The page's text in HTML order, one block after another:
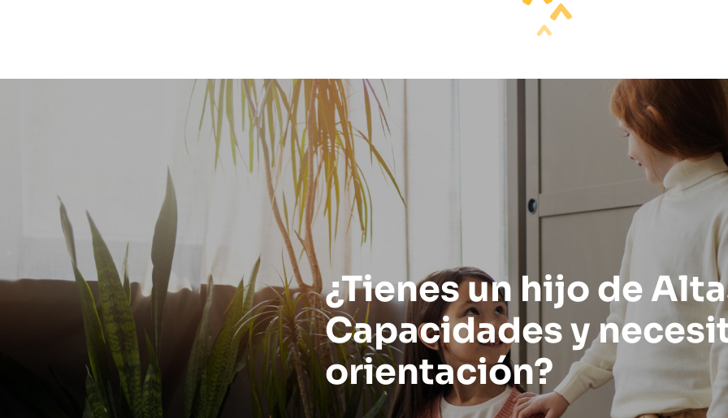
¿Tienes un hijo de
Capacidades y
orientación?